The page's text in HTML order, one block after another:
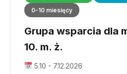
0-10 miesięcy
Grupa wsparcia dla
10. m. ż.
5.10 - 7.12.2026